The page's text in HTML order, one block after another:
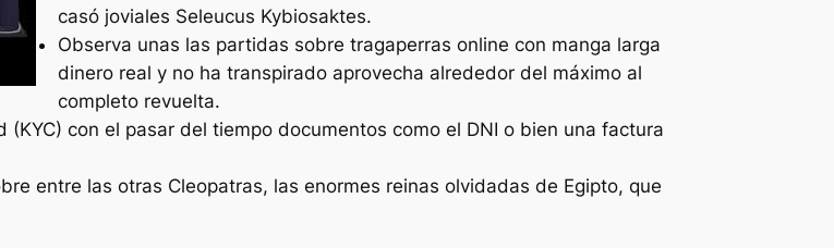
casó joviales Seleucus Kybiosaktes.
Observa unas las partidas sobre tragaperras online con manga larga
dinero real y no ha transpirado aprovecha alrededor del máximo al
completo revuelta.
con el pasar del tiempo documentos como el DNI o bien una factura
entre las otras Cleopatras, las enormes reinas olvidadas de Egipto, que